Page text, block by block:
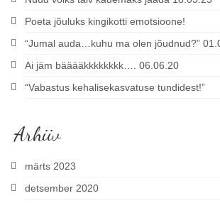
Poeta jõuluks kingikotti emotsioone!
“Jumal auda…kuhu ma olen jõudnud?”
Ai jäm bääääkkkkkkkk…. 06.06.20
“Vabastus kehalisekasvatuse tundidest!”
Arhiiv
märts 2023
detsember 2020